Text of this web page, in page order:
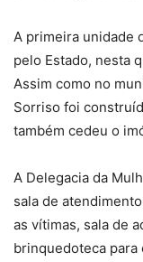
A primeira unidade
pelo Estado, nesta
Assim como no
Sorriso foi
também cedeu o
A Delegacia da
sala de
as vítimas, sala de
brinquedoteca